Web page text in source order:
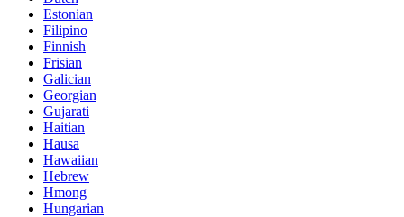
Estonian
Filipino
Finnish
Frisian
Galician
Georgian
Gujarati
Haitian
Hausa
Hawaiian
Hebrew
Hmong
Hungarian